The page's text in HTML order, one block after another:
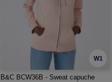
W1
B&C BCW36B - Sweat capuche